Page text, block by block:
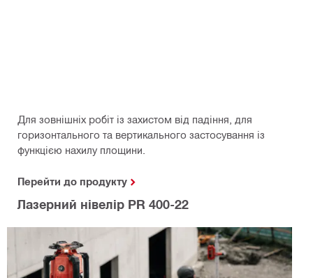
Для зовнішніх робіт із захистом від падіння, для
горизонтального та вертикального застосування із
функцією нахилу площини.
Перейти до продукту
Лазерний нівелір PR 400-22